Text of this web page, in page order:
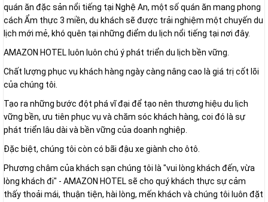
quán ăn đặc sản nổi tiếng tại Nghệ An, một số quán ăn mang phong
cách Ẩm thực 3 miền, du khách sẽ được trải nghiệm một chuyến du
lịch mới mẻ, khó quên tại những điểm du lịch nổi tiếng tại nơi đây.
AMAZON HOTEL luôn luôn chú ý phát triển du lịch bền vững.
Chất lượng phục vụ khách hàng ngày càng nâng cao là giá trị cốt lõi
của chúng tôi.
Tạo ra những bước đột phá vĩ đại để tạo nên thương hiệu du lịch
vững bền, ưu tiên phục vụ và chăm sóc khách hàng, coi đó là sự
phát triển lâu dài và bền vững của doanh nghiệp.
Đặc biệt, chúng tôi còn có bãi đậu xe giành cho ôtô.
Phương châm của khách sạn chúng tôi là "vui lòng khách đến, vừa
lòng khách đi" - AMAZON HOTEL sẽ cho quý khách thực sự cảm
thấy thoải mái, thuận tiện, hài lòng, mến khách và chúng tôi luôn đặt